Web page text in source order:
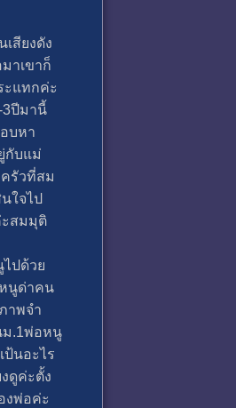
สียงดัง
าเขาก็
ะแทกค่ะ
3ปีมานี้
บหา
กับแม่
รัวที่สม
ใจไป
ะสมมุติ
ปด้วย
นูด่าคน
าพจำ
ม.1พ่อหนู
ป้นอะไร
ดูค่ะตั้ง
งพ่อค่ะ